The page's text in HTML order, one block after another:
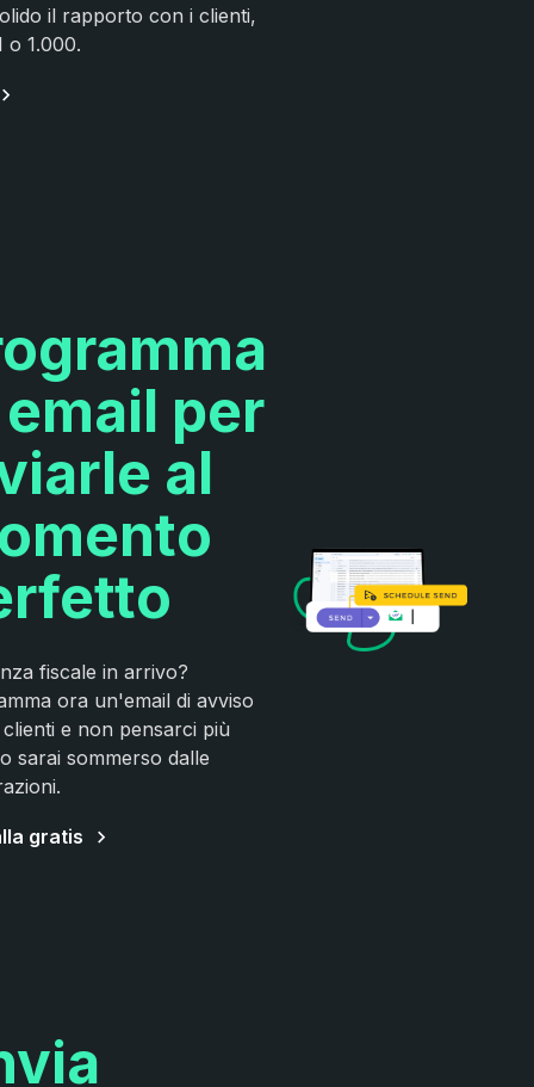
il rapporto con i clienti,
o 1.000.
per
al
fiscale in arrivo?
ora un'email di avviso
e non pensarci più
sarai sommerso dalle
gratis